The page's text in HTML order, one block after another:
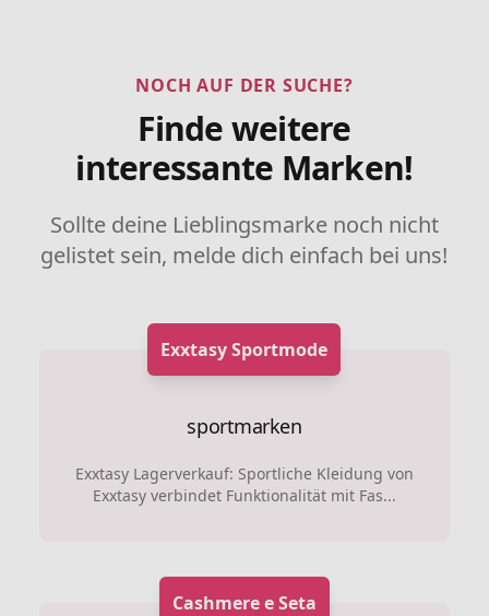
NOCH AUF DER SUCHE?
Finde weitere
interessante Marken!
Sollte deine Lieblingsmarke noch nicht
gelistet sein, melde dich einfach bei uns!
Exxtasy Sportmode
sportmarken
Exxtasy Lagerverkauf: Sportliche Kleidung von
Exxtasy verbindet Funktionalität mit Fas...
Cashmere e Seta